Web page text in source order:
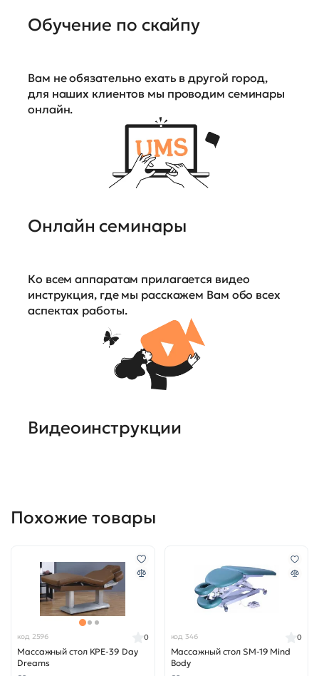
Обучение по скайпу
Вам не обязательно ехать в другой город,
для наших клиентов мы проводим семинары
онлайн.
Онлайн семинары
Ко всем аппаратам прилагается видео
инструкция, где мы расскажем Вам обо всех
аспектах работы.
Видеоинструкции
Похожие товары
код 2596
Массажный стол KPE-39 Day
Dreams
0 код 346
Массажный стол SM-19 Mind
Body
0